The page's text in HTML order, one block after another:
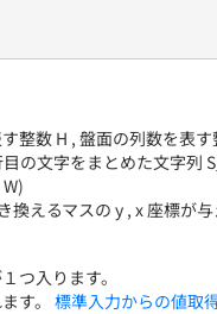
整数 H , 盤面の列数を表
目の文字をまとめた文字
換えるマスの y , x 座標が
つ入ります。
す。 標準入力からの値取